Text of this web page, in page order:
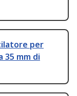
per
mm di